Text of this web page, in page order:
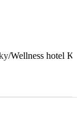
/Wellness hotel